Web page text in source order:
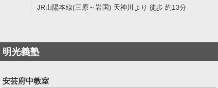
JR山陽本線(三原～岩国) 天神川より 徒歩 約13分
明光義塾
安芸府中教室